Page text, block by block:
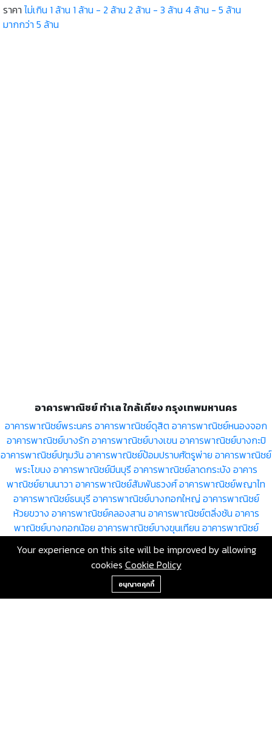
ราคา ไม่เกิน 1 ล้าน 1 ล้าน - 2 ล้าน 2 ล้าน - 3 ล้าน 4 ล้าน - 5 ล้าน
มากกว่า 5 ล้าน
อาคารพาณิชย์ ทำเล ใกล้เคียง กรุงเทพมหานคร
อาคารพาณิชย์พระนคร อาคารพาณิชย์ดุสิต อาคารพาณิชย์หนองจอก
อาคารพาณิชย์บางรัก อาคารพาณิชย์บางเขน อาคารพาณิชย์บางกะปิ
อาคารพาณิชย์ปทุมวัน อาคารพาณิชย์ป้อมปราบศัตรูพ่าย อาคารพาณิชย์
พระโขนง อาคารพาณิชย์มีนบุรี อาคารพาณิชย์ลาดกระบัง อาคาร
พาณิชย์ยานนาวา อาคารพาณิชย์สัมพันธวงศ์อาคารพาณิชย์พญาไท
อาคารพาณิชย์ธนบุรี อาคารพาณิชย์บางกอกใหญ่ อาคารพาณิชย์
ห้วยขวาง อาคารพาณิชย์คลองสาน อาคารพาณิชย์ตลิ่งชัน อาคาร
พาณิชย์บางกอกน้อย อาคารพาณิชย์บางขุนเทียน อาคารพาณิชย์
พาณิชย์บางพลัด อาคารพาณิชย์ดินแดงอาคารพาณิชย์บึงกุ่มอาคาร
อาคารพาณิชย์บางซื่ออาคารพาณิชย์จตุจักร
อาคารพาณิชย์ประเวศ
อาคารพาณิชย์สวนหลวงอาคารพาณิชย์จอมทองอาคารพาณิชย์
+66-2-840-2224, 081-638-9190
Your experience on this site will be improved by allowing
cookies Cookie Policy
อนุญาตคุกกี้